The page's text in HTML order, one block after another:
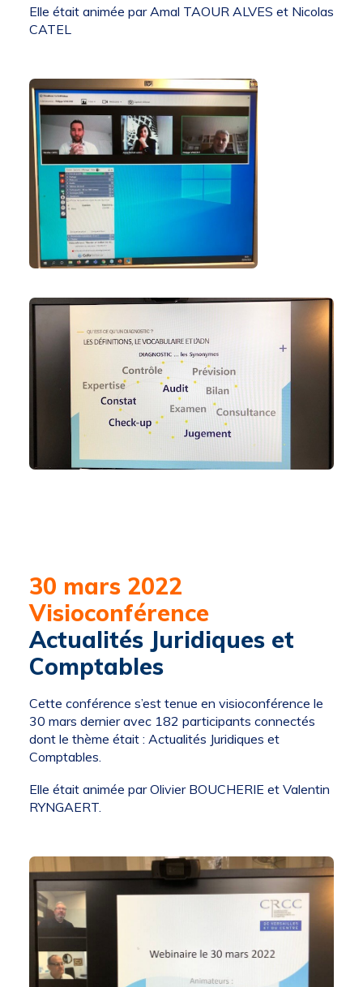
Elle était animée par Amal TAOUR ALVES et Nicolas
CATEL
30 mars 2022
Visioconférence
Actualités Juridiques et
Comptables
Cette conférence s’est tenue en visioconférence le
30 mars dernier avec 182 participants connectés
dont le thème était : Actualités Juridiques et
Comptables.
Elle était animée par Olivier BOUCHERIE et Valentin
RYNGAERT.